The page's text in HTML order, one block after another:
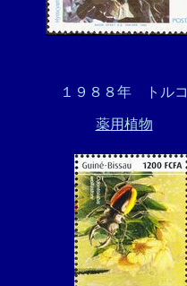
１９８８年 トルコ
薬用植物